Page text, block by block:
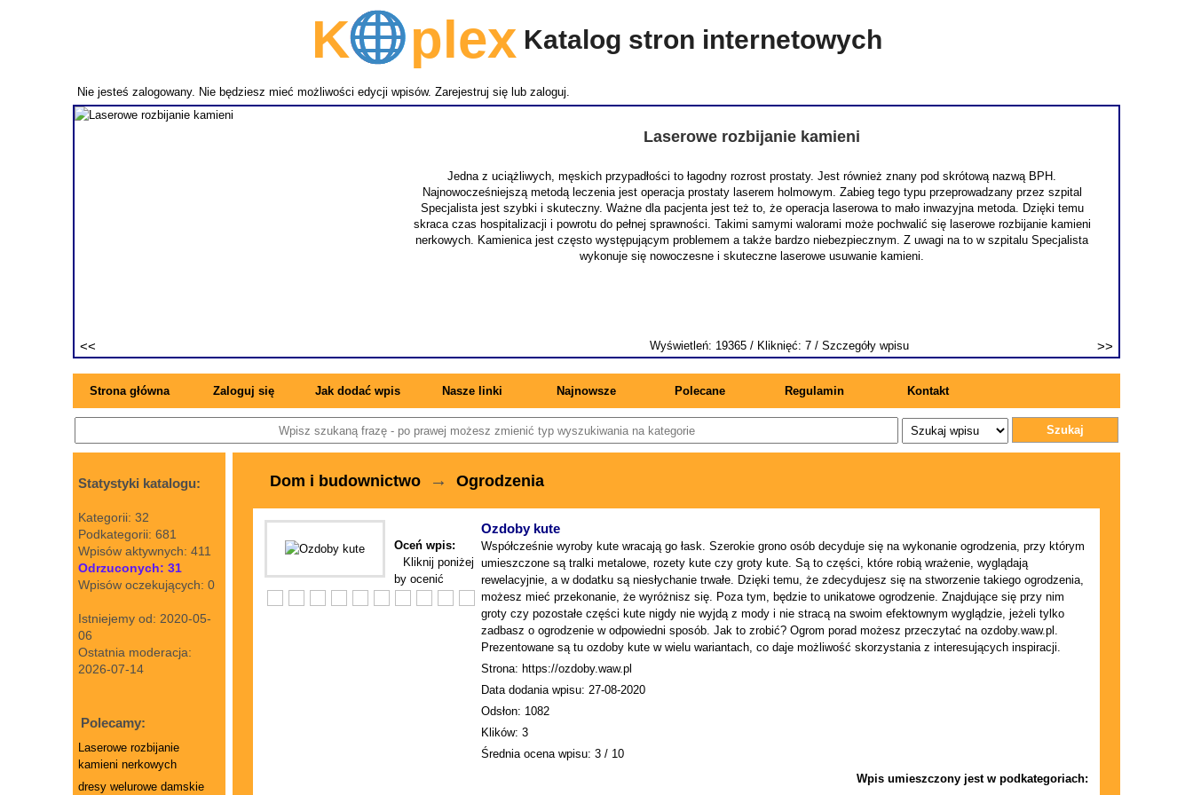
Kplex Katalog stron internetowych
Nie jesteś zalogowany. Nie będziesz mieć możliwości edycji wpisów. Zarejestruj się lub zaloguj.
Laserowe rozbijanie kamieni
Jedna z uciążliwych, męskich przypadłości to łagodny rozrost prostaty. Jest również znany pod skrótową nazwą BPH.
Najnowocześniejszą metodą leczenia jest operacja prostaty laserem holmowym. Zabieg tego typu przeprowadzany przez szpital
Specjalista jest szybki i skuteczny. Ważne dla pacjenta jest też to, że operacja laserowa to mało inwazyjna metoda. Dzięki temu
skraca czas hospitalizacji i powrotu do pełnej sprawności. Takimi samymi walorami może pochwalić się laserowe rozbijanie kamieni
nerkowych. Kamienica jest często występującym problemem a także bardzo niebezpiecznym. Z uwagi na to w szpitalu Specjalista
wykonuje się nowoczesne i skuteczne laserowe usuwanie kamieni.
Wyświetleń: 19365 / Kliknięć: 7 / Szczegóły wpisu
Strona główna Zaloguj się Jak dodać wpis Nasze linki Najnowsze Polecane Regulamin Kontakt
Szukaj
Statystyki katalogu:
Kategorii: 32
Podkategorii: 681
Wpisów aktywnych: 411
Odrzuconych: 31
Wpisów oczekujących: 0
Istniejemy od: 2020-05-
06
Ostatnia moderacja:
2026-07-14
Polecamy:
Laserowe rozbijanie
kamieni nerkowych
dresy welurowe damskie
Dom i budownictwo → Ogrodzenia
Oceń wpis:
Kliknij poniżej
by ocenić
Ozdoby kute
Współcześnie wyroby kute wracają go łask. Szerokie grono osób decyduje się na wykonanie ogrodzenia, przy którym
umieszczone są tralki metalowe, rozety kute czy groty kute. Są to części, które robią wrażenie, wyglądają
rewelacyjnie, a w dodatku są niesłychanie trwałe. Dzięki temu, że zdecydujesz się na stworzenie takiego ogrodzenia,
możesz mieć przekonanie, że wyróżnisz się. Poza tym, będzie to unikatowe ogrodzenie. Znajdujące się przy nim
groty czy pozostałe części kute nigdy nie wyjdą z mody i nie stracą na swoim efektownym wyglądzie, jeżeli tylko
zadbasz o ogrodzenie w odpowiedni sposób. Jak to zrobić? Ogrom porad możesz przeczytać na ozdoby.waw.pl.
Prezentowane są tu ozdoby kute w wielu wariantach, co daje możliwość skorzystania z interesujących inspiracji.
Strona: https://ozdoby.waw.pl
Data dodania wpisu: 27-08-2020
Odsłon: 1082
Klików: 3
Średnia ocena wpisu: 3 / 10
Wpis umieszczony jest w podkategoriach: